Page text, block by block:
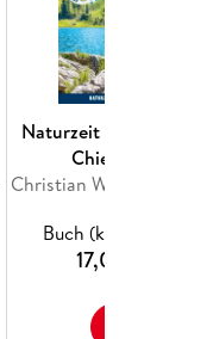
Naturzeit mit Kindern:
Chiemgau
Buch (kartoniert)
17,00 €